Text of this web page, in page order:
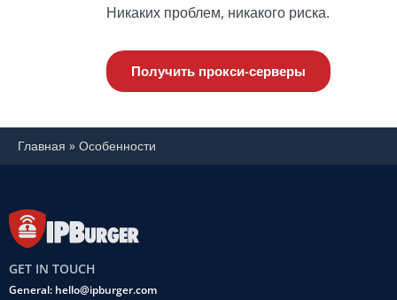
Никаких проблем, никакого риска.
Получить прокси-серверы
Главная » Особенности
GET IN TOUCH
General: hello@ipburger.com